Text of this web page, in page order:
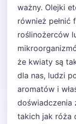
ważny. Olejki
również pełnić
roślinożerców
że kwiaty są
dla nas, ludzi
aromatów i
doświadczenia
takich jak róża